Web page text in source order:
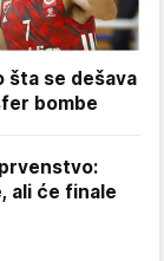
šta se dešava
bombe
ali će finale